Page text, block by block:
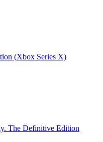
(Xbox Series X)
The Definitive Edition